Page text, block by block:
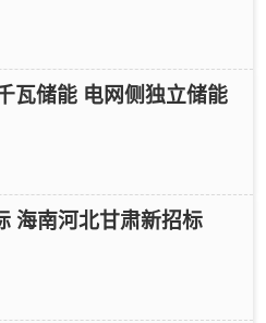
瓦储能 电网侧独立储能
海南河北甘肃新招标